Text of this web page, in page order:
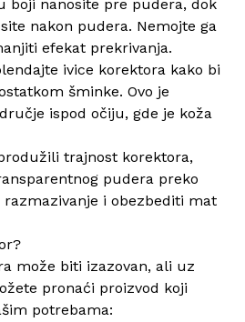
boji nanosite pre pudera, dok
nakon pudera. Nemojte ga
efekat prekrivanja.
ivice korektora kako bi
šminke. Ovo je
ispod očiju, gde je koža
trajnost korektora,
pudera preko
razmazivanje i obezbediti mat
može biti izazovan, ali uz
pronaći proizvod koji
potrebama: